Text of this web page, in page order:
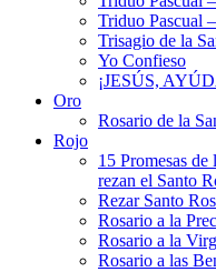
Triduo Pascual
Trisagio de la
Yo Confieso
¡JESÚS,
Oro
Rosario de la
Rojo
15 Promesas
rezan el Santo
Rezar Santo
Rosario a la
Rosario a la
Rosario a las